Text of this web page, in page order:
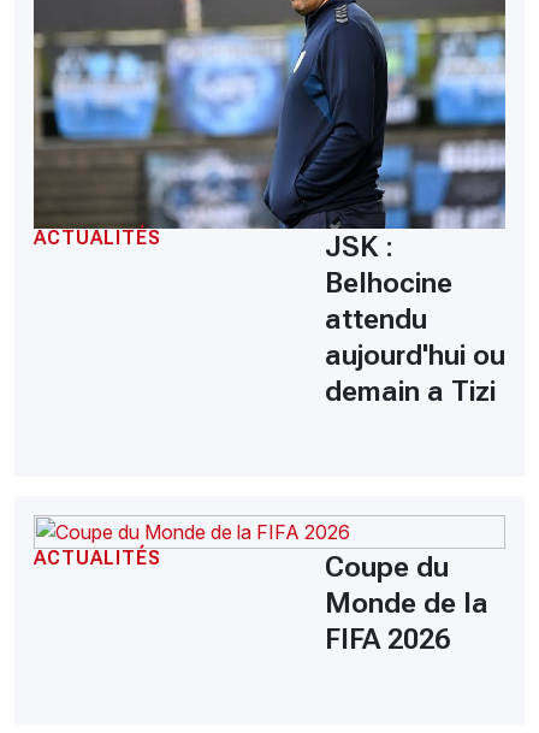
ACTUALITÉS
JSK :
Belhocine
attendu
aujourd'hui ou
demain a Tizi
ACTUALITÉS
Coupe du
Monde de la
FIFA 2026